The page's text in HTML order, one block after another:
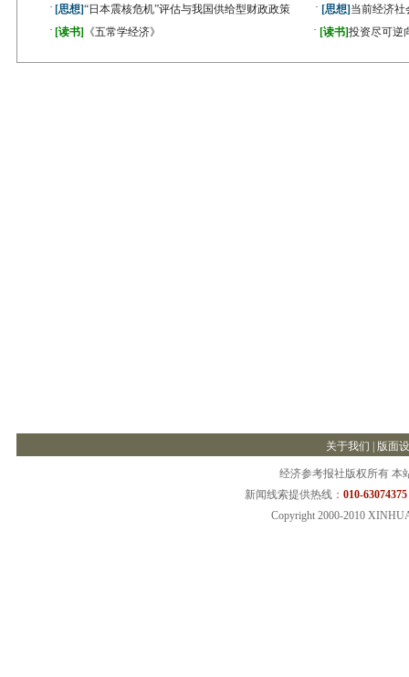
· [思想]“日本震核危机”评估与我国供给型财政政策 · [思想] 当前经济社
· [读书] 《五常学经济》 · [读书]投资尽可逆
关于我们 版面
经济参考报社版权所有 本
新闻线索提供热线： 010-
Copyright 2000-2010